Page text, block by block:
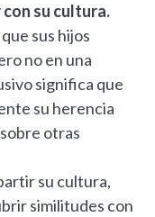
su cultura.
sus hijos
no en una
significa que
su herencia
otras
su cultura,
similitudes con